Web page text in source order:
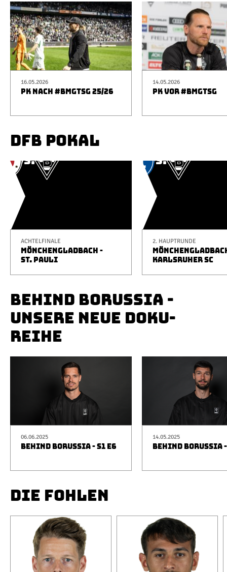
16.05.2026
PK NACH #BMGTSG 25/26
14.05.2026
PK VOR #BMGTSG
DFB POKAL
ACHTELFINALE
MÖNCHENGLADBACH -
ST. PAULI
2. HAUPTRUNDE
KARLSRUHER SC
BEHIND BORUSSIA -
UNSERE NEUE DOKU-
REIHE
06.06.2025
BEHIND BORUSSIA - S1 E6
14.05.2025
BEHIND BORUSSIA
DIE FOHLEN